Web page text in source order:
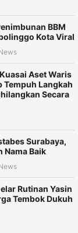
BBM
Kota Viral
Aset Waris
Tempuh Langkah
Secara
Surabaya,
Nama Baik
Rutinan Yasin
Tembok Dukuh